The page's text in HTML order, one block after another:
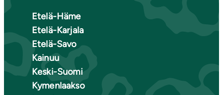
Etelä-Häme
Etelä-Karjala
Etelä-Savo
Kainuu
Keski-Suomi
Kymenlaakso